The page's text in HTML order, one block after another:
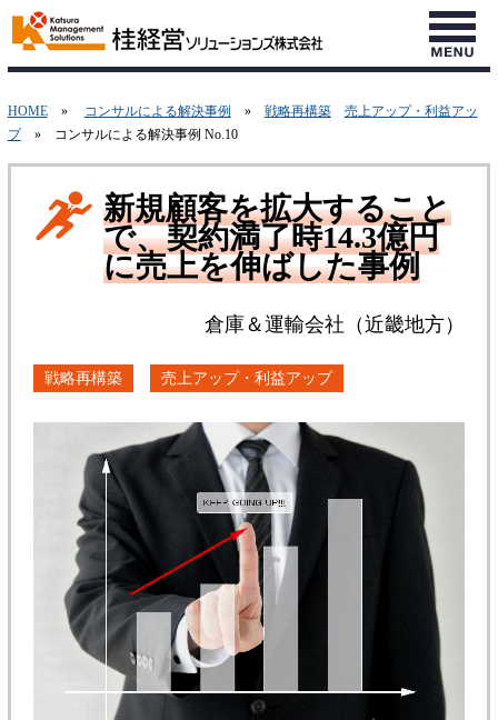
HOME» コンサルによる解決事例 » 戦略再構築
売上アップ・利益アッ
プ» コンサルによる解決事例 No.10
新規顧客を拡大すること
で、契約満了時14.3億円
に売上を伸ばした事例
倉庫＆運輸会社（近畿地方）
戦略再構築 売上アップ・利益アップ